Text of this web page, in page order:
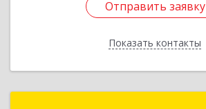
Отправить заявку
Показать контакты
Отправить заявку
Назад